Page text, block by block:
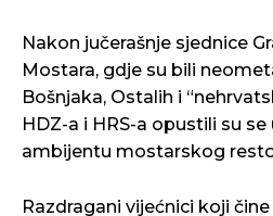
Nakon jučerašnje sjednice
Mostara, gdje su bili
Bošnjaka, Ostalih i
HDZ-a i HRS-a opustili su
ambijentu mostarskog
Razdragani vijećnici koji